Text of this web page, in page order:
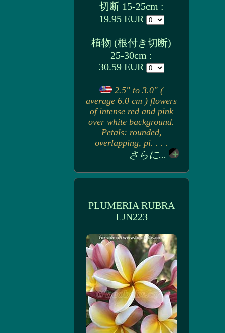
切断 15-25cm :
19.95 EUR
植物 (根付き切断)
25-30cm :
30.59 EUR
2.5" to 3.0" (
average 6.0 cm ) flowers
of intense red and pink
over white background.
Petals: rounded,
overlapping, pi. . . .
さらに...
PLUMERIA RUBRA
LJN223